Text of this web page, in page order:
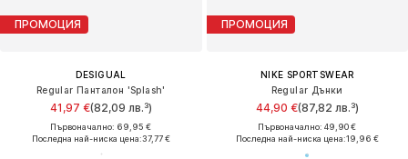
ПРОМОЦИЯ
DESIGUAL
Regular Панталон 'Splash'
41,97 €(82,09 лв.³)
Първоначално: 69,95 €
Последна най-ниска цена:37,77 €
ПРОМОЦИЯ
NIKE SPORTSWEAR
Regular Дънки
44,90 €(87,82 лв.³)
Първоначално: 49,90 €
Последна най-ниска цена:19,96 €